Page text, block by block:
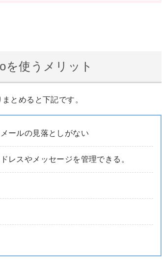
を使うメリット
とめると下記です。
ールの見落としがない
レスやメッセージを管理できる。